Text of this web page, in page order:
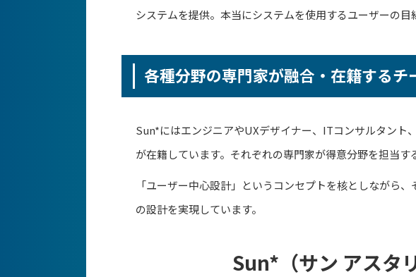
システムを提供。本当にシステムを使用するユーザーの目
各種分野の専門家が融合・在籍するチ
Sun*にはエンジニアやUXデザイナー、ITコンサルタン
が在籍しています。それぞれの専門家が得意分野を担当す
「ユーザー中心設計」というコンセプトを核としながら
の設計を実現しています。
Sun*（サン アスタ